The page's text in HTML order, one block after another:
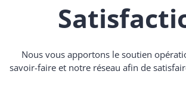
Nous vous apportons le soutien
savoir-faire et notre réseau afin de